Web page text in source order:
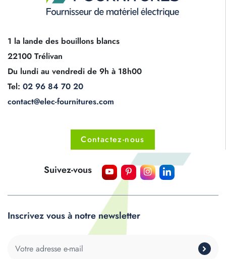
1 la lande des bouillons blancs
22100 Trélivan
Du lundi au vendredi de 9h à 18h00
Tel: 02 96 84 70 20
contact@elec-fournitures.com
Contactez-nous
Suivez-vous
Inscrivez vous à notre newsletter